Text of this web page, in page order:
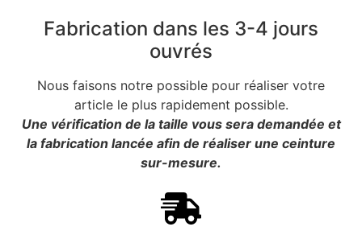
Fabrication dans les 3-4 jours
ouvrés
Nous faisons notre possible pour réaliser votre
article le plus rapidement possible.
Une vérification de la taille vous sera demandée et
la fabrication lancée afin de réaliser une ceinture
sur-mesure.